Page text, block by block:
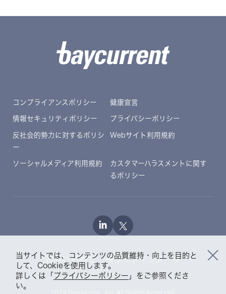
当サイトでは、コンテンツの品質維持・向上を目的と
して、Cookieを使用します。
詳しくは「 プライバシーポリシー 」をご参照くださ
い。
コンプライアンスポリシー 健康宣言
情報セキュリティポリシー プライバシーポリシー
反社会的勢力に対するポリシ
ー
Webサイト利用規約
ソーシャルメディア利用規約
カスタマーハラスメントに関す
るポリシー
お問い合わせ サイトマップ